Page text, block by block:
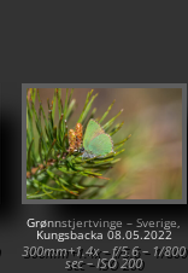
Grønnstjertvinge – Sverige,
Kungsbacka 08.05.2022
300mm+1.4x – f/5.6 – 1/800
sec – ISO 200